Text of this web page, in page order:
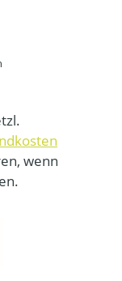
wenn